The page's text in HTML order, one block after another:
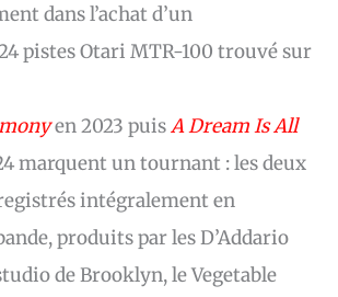
dans l’achat d’un
pistes Otari MTR-100 trouvé sur
en 2023 puisA Dream Is All
marquent un tournant : les deux
intégralement en
produits par les D’Addario
de Brooklyn, le Vegetable